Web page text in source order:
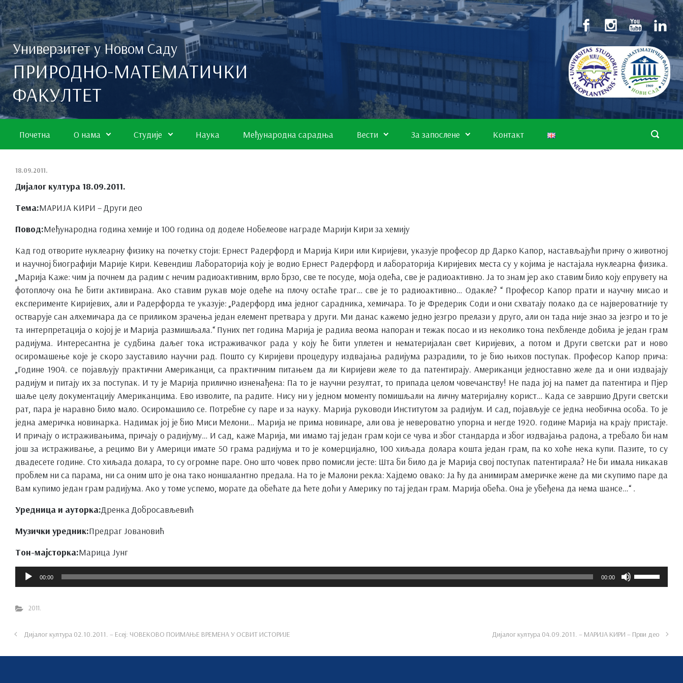
Скип то маин цонтент
Универзитет у Новом Саду
ПРИРОДНО-МАТЕМАТИЧКИ
ФАКУЛТЕТ
Почетна О нама Студије Наука Међународна сарадња Вести За запослене Контакт
18.09.2011.
Дијалог култура 18.09.2011.
Тема:МАРИЈА КИРИ – Други део
Повод:Међународна година хемије и 100 година од доделе Нобелеове награде Марији Кири за хемију
Кад год отворите нуклеарну физику на почетку стоји: Ернест Радерфорд и Марија Кири или Киријеви, указује професор др Дарко Капор, настављајући причу о животној
и научној биографији Марије Кири. Кевендиш Лабораторија коју је водио Ернест Радерфорд и лабораторија Киријевих места су у којима је настајала нуклеарна физика.
„Марија Каже: чим ја почнем да радим с нечим радиоактивним, врло брзо, све те посуде, моја одећа, све је радиоактивно. Ја то знам јер ако ставим било коју епрувету на
фотоплочу она ће бити активирана. Ако ставим рукав моје одеће на плочу остаће траг… све је то радиоактивно… Одакле? “ Професор Капор прати и научну мисао и
експерименте Киријевих, али и Радерфорда те указује: „Радерфорд има једног сарадника, хемичара. То је Фредерик Соди и они схватају полако да се највероватније ту
остварује сан алхемичара да се приликом зрачења један елемент претвара у други. Ми данас кажемо једно језгро прелази у друго, али он тада није знао за језгро и то је
та интерпретација о којој је и Марија размишљала.“ Пуних пет година Марија је радила веома напоран и тежак посао и из неколико тона пехбленде добила је један грам
радијума. Интересантна је судбина даљег тока истраживачког рада у коју ће бити уплетен и нематеријалан свет Киријевих, а потом и Други светски рат и ново
осиромашење које је скоро зауставило научни рад. Пошто су Киријеви процедуру издвајања радијума разрадили, то је био њихов поступак. Професор Капор прича:
„Године 1904. се појављују практични Американци, са практичним питањем да ли Киријеви желе то да патентирају. Американци једноставно желе да и они издвајају
радијум и питају их за поступак. И ту је Марија прилично изненађена: Па то је научни резултат, то припада целом човечанству! Не пада јој на памет да патентира и Пјер
шаље целу документацију Американцима. Ево изволите, па радите. Нису ни у једном моменту помишљали на личну материјалну корист… Када се завршио Други светски
рат, пара је наравно било мало. Осиромашило се. Потребне су паре и за науку. Марија руководи Институтом за радијум. И сад, појављује се једна необична особа. То је
једна америчка новинарка. Надимак јој је био Миси Мелони… Марија не прима новинаре, али ова је невероватно упорна и негде 1920. године Марија на крају пристаје.
И причају о истраживањима, причају о радијуму… И сад, каже Марија, ми имамо тај један грам који се чува и због стандарда и због издвајања радона, а требало би нам
још за истраживање, а рецимо Ви у Америци имате 50 грама радијума и то је комерцијално, 100 хиљада долара кошта један грам, па ко хоће нека купи. Пазите, то су
двадесете године. Сто хиљада долара, то су огромне паре. Оно што човек прво помисли јесте: Шта би било да је Марија свој поступак патентирала? Не би имала никакав
проблем ни са парама, ни са оним што је она тако ноншалантно предала. На то је Малони рекла: Хајдемо овако: Ја ћу да анимирам америчке жене да ми скупимо паре да
Вам купимо један грам радијума. Ако у томе успемо, морате да обећате да ћете доћи у Америку по тај један грам. Марија обећа. Она је убеђена да нема шансе…“ .
Уредница и ауторка:Дренка Добросављевић
Музички уредник:Предраг Јовановић
Тон-мајсторка:Марица Јунг
Прегледач
звучних
00:00 00:00
Користите
стрелице
2011.
Дијалог култура 02.10.2011. – Есеј: ЧОВЕКОВО ПОИМАЊЕ ВРЕМЕНА У ОСВИТ ИСТОРИЈЕ Дијалог култура 04.09.2011. – МАРИЈА КИРИ – Први део